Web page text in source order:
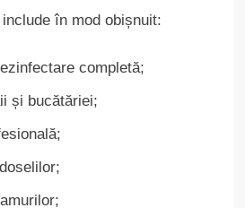
în mod obișnuit:
completă;
și bucătăriei;